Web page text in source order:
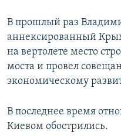
В прошлый раз
аннексированный
на вертолете место
моста и провел
экономическому
В последнее время
Киевом обострились.